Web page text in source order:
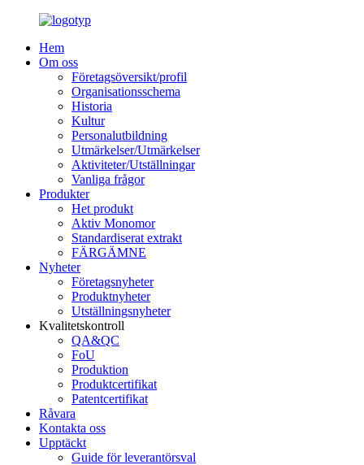
Hem
Om oss
Företagsöversikt/profil
Organisationsschema
Historia
Kultur
Personalutbildning
Utmärkelser/Utmärkelser
Aktiviteter/Utställningar
Vanliga frågor
Produkter
Het produkt
Aktiv Monomor
Standardiserat extrakt
FÄRGÄMNE
Nyheter
Företagsnyheter
Produktnyheter
Utställningsnyheter
Kvalitetskontroll
QA&QC
FoU
Produktion
Produktcertifikat
Patentcertifikat
Råvara
Kontakta oss
Upptäckt
Guide för leverantörsval